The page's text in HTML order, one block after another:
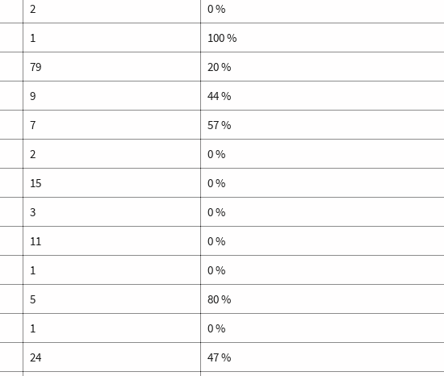
2 0 %
1 100 %
79 20 %
9 44 %
7 57 %
2 0 %
15 0 %
3 0 %
11 0 %
1 0 %
5 80 %
1 0 %
24 47 %